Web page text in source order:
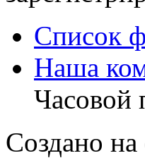
Список
Наша
Часовой
Создано на